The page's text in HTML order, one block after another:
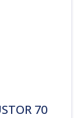
70